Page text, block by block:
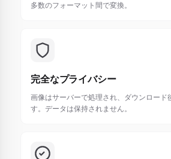
多数のフォーマット間で変換。
完全なプライバシー
画像はサーバーで処理され、ダウンロード
す。データは保持されません。